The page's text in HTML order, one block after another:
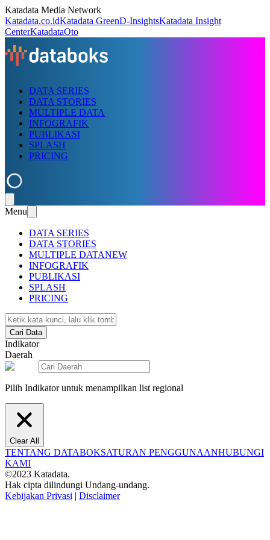
Katadata Media Network
Katadata.co.idKatadata GreenD-InsightsKatadata Insight
CenterKatadataOto
DATA SERIES
DATA STORIES
MULTIPLE DATA
INFOGRAFIK
PUBLIKASI
SPLASH
PRICING
Menu
DATA SERIES
DATA STORIES
MULTIPLE DATANEW
INFOGRAFIK
PUBLIKASI
SPLASH
PRICING
Cari Data
Indikator
Daerah
Pilih Indikator untuk menampilkan list regional
Clear All
TENTANG DATABOKSATURAN PENGGUNAANHUBUNGI
KAMI
©2023 Katadata.
Hak cipta dilindungi Undang-undang.
Kebijakan Privasi | Disclaimer